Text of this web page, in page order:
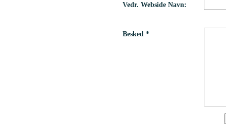
Vedr. Webside Navn:
Besked *